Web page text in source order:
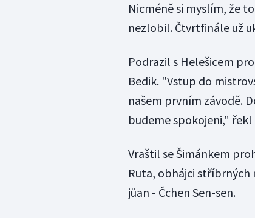
Nicméně si myslím, že
nezlobil. Čtvrtfinále už
Podrazil s Helešicem
Bedik. "Vstup do
našem prvním závodě.
budeme spokojeni," řekl
Vraštil se Šimánkem
Ruta, obhájci stříbrných
jüan - Čchen Sen-sen.